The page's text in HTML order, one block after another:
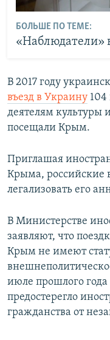
БОЛЬШЕ ПО ТЕМЕ:
«Наблюдатели»
В 2017 году
въезд в Украину
деятелям культуры
посещали Крым.
Приглашая
Крыма, российские
легализовать его
В Министерстве
заявляют, что
Крым не имеют
июле прошлого
предостерегло
гражданства от